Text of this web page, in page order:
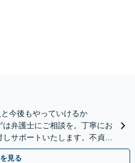
今後もやっていけるか
弁護士にご相談を。丁寧にお
サポートいたします。不貞慰
対応可能◎
見る